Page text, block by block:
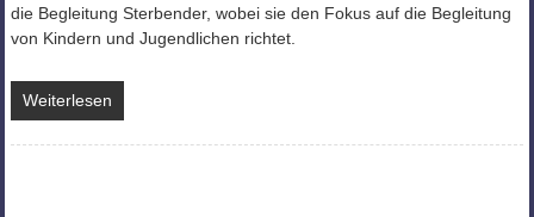
die Begleitung Sterbender, wobei sie den Fokus auf die Begleitung
von Kindern und Jugendlichen richtet.
Weiterlesen